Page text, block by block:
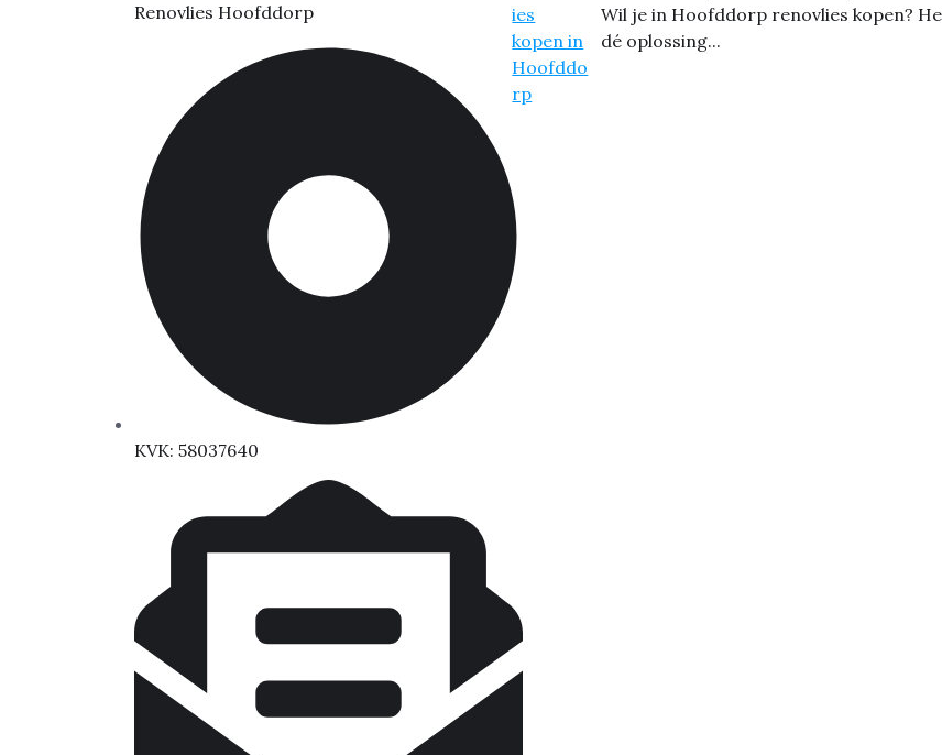
Renovlies Hoofddorp
KVK: 58037640
Wil je in Hoofddorp renovlies kopen?
dé oplossing...